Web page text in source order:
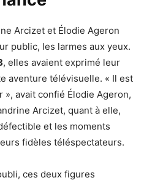
Arcizet et Élodie Ageron
public, les larmes aux yeux.
, elles avaient exprimé leur
aventure télévisuelle. « Il est
avait confié Élodie Ageron,
Arcizet, quant à elle,
et les moments
fidèles téléspectateurs.
ces deux figures